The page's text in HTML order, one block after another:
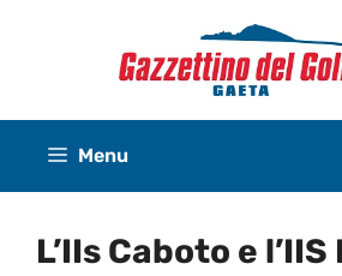
Menu
L’IIs Caboto e